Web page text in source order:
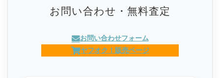
お問い合わせ・無料査定
お問い合わせフォーム
ヤフオク！販売ページ